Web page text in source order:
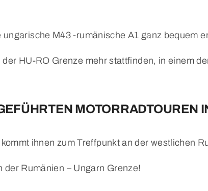
M43 -rumänische A1 ganz bequem
HU-RO Grenze mehr stattfinden, in einem
MOTORRADTOUREN
ihnen zum Treffpunkt an der westlichen
der Rumänien – Ungarn Grenze!